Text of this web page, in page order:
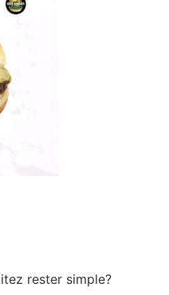
rester simple?